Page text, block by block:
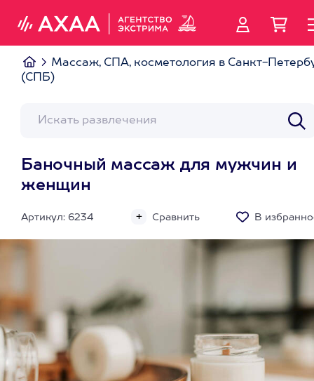
Массаж, СПА, косметология в Санкт-
(СПБ)
Баночный массаж для мужчин и
женщин
Артикул: 6234 Сравнить В